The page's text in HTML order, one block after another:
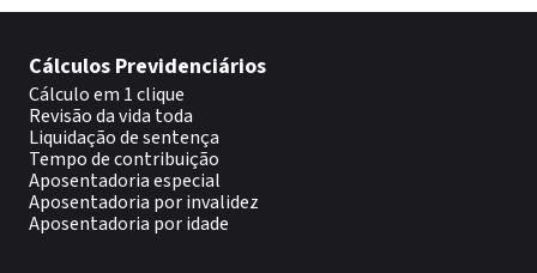
Cálculos Previdenciários
Cálculo em 1 clique
Revisão da vida toda
Liquidação de sentença
Tempo de contribuição
Aposentadoria especial
Aposentadoria por invalidez
Aposentadoria por idade